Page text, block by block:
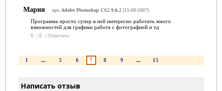
Мария про Adobe Photoshop CS2 9.0.2[15-08-2007]
Программа просто супер в ней интересно работать много
взможностей для графики работа с фотографией и тд
6
| 6 | Ответить
1 ... 5 6 7 8 9 ... 15
Написать отзыв